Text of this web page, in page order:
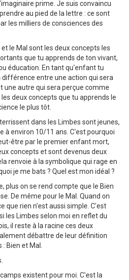
prime. Je suis convaincu
au pied de la lettre : ce sont
les milliers de consciences des
le Mal sont les deux concepts les
que tu apprends de ton vivant,
éducation. En tant qu'enfant tu
entre une action qui sera
une autre qui sera perçue comme
deux concepts que tu apprends le
le plus tôt.
dans les Limbes sont jeunes,
à environ 10/11 ans. C'est pourquoi
être par le premier enfant mort,
concepts et sont devenus deux
renvoie à la symbolique qui rage en
je me bats ? Quel est mon idéal ?
plus on se rend compte que le Bien
De même pour le Mal. Quand on
que rien n'est aussi simple. C'est
les Limbes selon moi en reflet du
il reste à la racine ces deux
débattre de leur définition
Bien et Mal.
existent pour moi. C'est la